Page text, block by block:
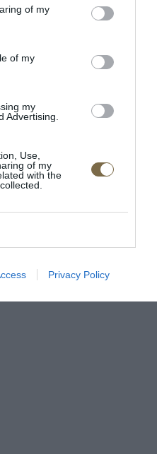
of my
of my
my
Advertising.
Use,
of my
with the
Privacy Policy
vrchná doska